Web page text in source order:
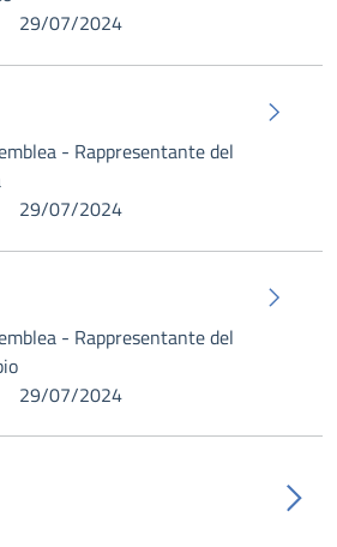
29/07/2024
- Rappresentante del
29/07/2024
- Rappresentante del
29/07/2024